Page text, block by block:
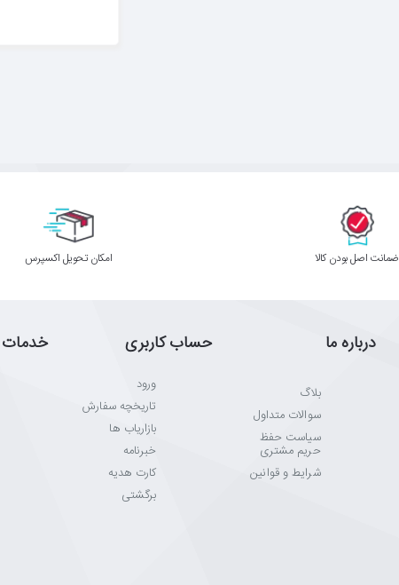
ﺿﻤﺎﻧﺖ اﺻﻞ ﺑﻮدن ﮐﺎﻟﺎ اﻣﮑﺎن ﺗﺤﻮﯾﻞ اﮐﺴﭙﺮس
درباره ما
بلاگ
سوالات متداول
سیاست حفظ
حریم مشتری
شرایط و قوانین
حساب کاربری
ورود
تاریخچه سفارش
بازاریاب ها
خبرنامه
کارت هدیه
برگشتی